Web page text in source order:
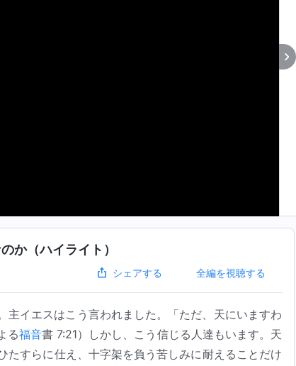
か（ハイライト）
シェアする 全編を視聴する
イエスはこう言われました。「ただ、天にいますわ
る福音書 7:21）しかし、こう信じる人達もいます。天
すらに仕え、十字架を負う苦しみに耐えることだけ